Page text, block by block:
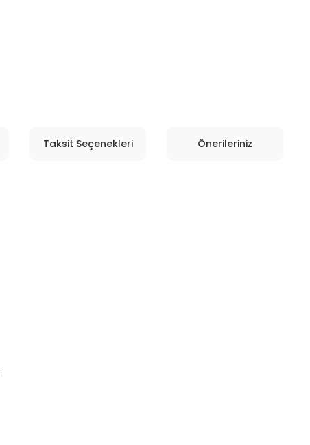
Taksit Seçenekleri Önerileriniz